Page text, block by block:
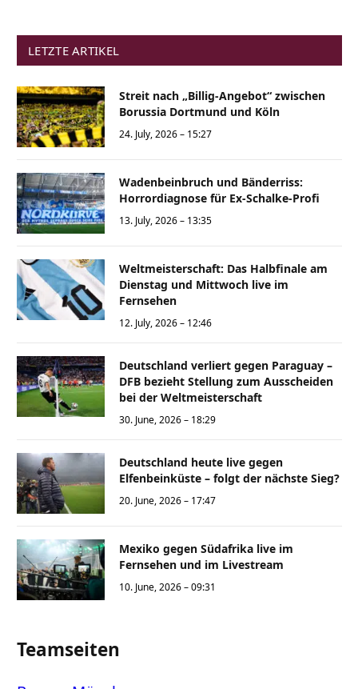
LETZTE ARTIKEL
Streit nach „Billig-Angebot“ zwischen
Borussia Dortmund und Köln
24. July, 2026 – 15:27
Wadenbeinbruch und Bänderriss:
Horrordiagnose für Ex-Schalke-Profi
13. July, 2026 – 13:35
Weltmeisterschaft: Das Halbfinale am
Dienstag und Mittwoch live im
Fernsehen
12. July, 2026 – 12:46
Deutschland verliert gegen Paraguay –
DFB bezieht Stellung zum Ausscheiden
bei der Weltmeisterschaft
30. June, 2026 – 18:29
Deutschland heute live gegen
Elfenbeinküste – folgt der nächste Sieg?
20. June, 2026 – 17:47
Mexiko gegen Südafrika live im
Fernsehen und im Livestream
10. June, 2026 – 09:31
Teamseiten